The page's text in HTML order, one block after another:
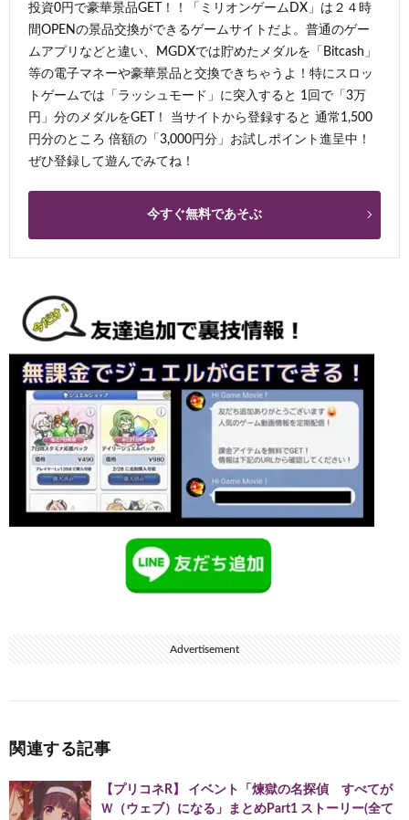
投資0円で豪華景品GET！！「ミリオンゲームDX」は２４時
間OPENの景品交換ができるゲームサイトだよ。普通のゲー
ムアプリなどと違い、MGDXでは貯めたメダルを「Bitcash」
等の電子マネーや豪華景品と交換できちゃうよ！特にスロッ
トゲームでは「ラッシュモード」に突入すると 1回で「3万
円」分のメダルをGET！ 当サイトから登録すると 通常1,500
円分のところ 倍額の「3,000円分」お試しポイント進呈中！
ぜひ登録して遊んでみてね！
今すぐ無料であそぶ
Advertisement
関連する記事
【プリコネR】 イベント「煉獄の名探偵 すべてが
Ｗ（ウェブ）になる」まとめPart1 ストーリー(全て